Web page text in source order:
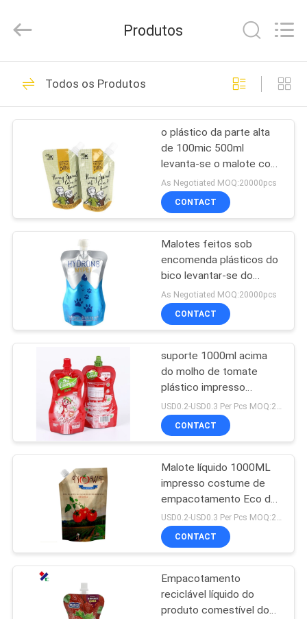
CASA
PRODUTOS
SOBRE
EXCURSÃO
FÁBRICA
CONTROLE
DA
QUALIDADE
CONTACTE-
CITAÇÕES
MAPA
Printing
All
Reserved.
Sacos de
empacotamento do
café
30
Sacos de
empacotamento
biodegradáveis
44
Sacos de
empacotamento
recicláveis
Rolo de filme do
empacotamento de
alimento
72
Produtos
Todos os Produtos
o plástico da parte alta
de 100mic 500ml
levanta-se o malote com
empacotamento do bico
As Negotiated MOQ:20000pcs
CONTACT
Malotes feitos sob
encomenda plásticos do
bico levantar-se do
malote reusável
detergente
As Negotiated MOQ:20000pcs
CONTACT
suporte 1000ml acima
do molho de tomate
plástico impresso
personalizado malote do
bico que empacota
Doypack
CONTACT
Malote líquido 1000ML
impresso costume de
empacotamento Eco do
bico do papel de
embalagem amigável
USD0.2-USD0.3 Per Pcs MOQ:20000pcs
CONTACT
Empacotamento
reciclável líquido do
produto comestível dos